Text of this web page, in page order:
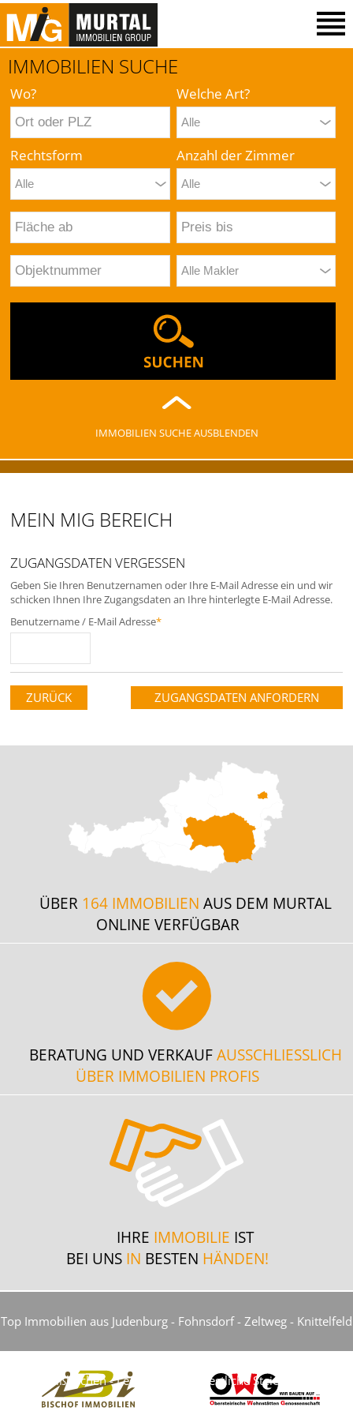
IMMOBILIEN SUCHE
Wo? Welche Art?
Rechtsform Anzahl der Zimmer
IMMOBILIEN SUCHE AUSBLENDEN
MEIN MIG BEREICH
ZUGANGSDATEN VERGESSEN
Geben Sie Ihren Benutzernamen oder Ihre E-Mail Adresse ein und wir
schicken Ihnen Ihre Zugangsdaten an Ihre hinterlegte E-Mail Adresse.
Benutzername / E-Mail Adresse*
ZURÜCK ZUGANGSDATEN ANFORDERN
ÜBER 164 IMMOBILIEN AUS DEM MURTAL
ONLINE VERFÜGBAR
BERATUNG UND VERKAUFAUSSCHLIESSLICH
ÜBER IMMOBILIEN PROFIS
IHRE IMMOBILIE IST
BEI UNS IN BESTEN HÄNDEN!
Top Immobilien aus Judenburg - Fohnsdorf - Zeltweg - Knittelfeld
- Weißkirchen - Leoben und die restliche Steiermark...